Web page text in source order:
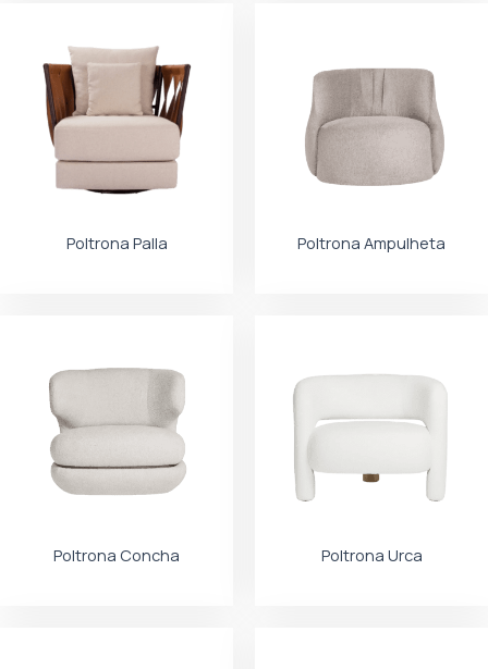
Poltrona Palla Poltrona Ampulheta
Poltrona Concha Poltrona Urca